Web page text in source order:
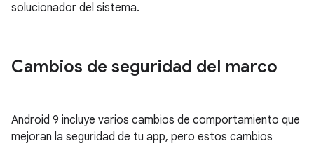
solucionador del sistema.
Cambios de seguridad del marco
Android 9 incluye varios cambios de comportamiento que
mejoran la seguridad de tu app, pero estos cambios